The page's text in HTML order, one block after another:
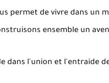
permet de vivre dans un
ensemble un
dans l'union et l'entraide